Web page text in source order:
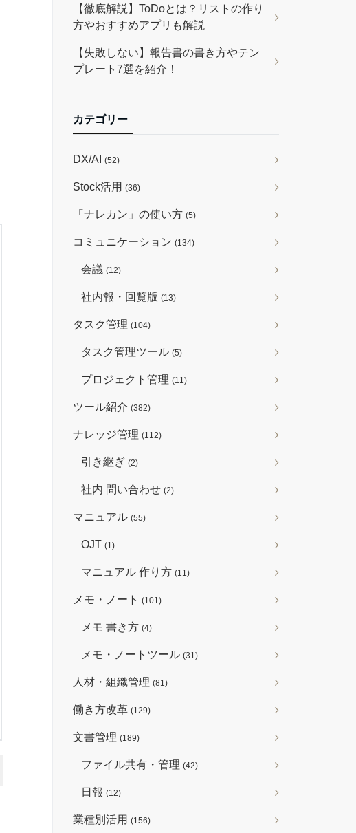
【徹底解説】ToDoとは？リストの作り
方やおすすめアプリも解説
【失敗しない】報告書の書き方やテン
プレート7選を紹介！
カテゴリー
DX/AI (52)
Stock活用 (36)
「ナレカン」の使い方 (5)
コミュニケーション (134)
会議 (12)
社内報・回覧版 (13)
タスク管理 (104)
タスク管理ツール (5)
プロジェクト管理 (11)
ツール紹介 (382)
ナレッジ管理 (112)
引き継ぎ (2)
社内 問い合わせ (2)
マニュアル (55)
OJT (1)
マニュアル 作り方 (11)
メモ・ノート (101)
メモ 書き方 (4)
メモ・ノートツール (31)
人材・組織管理 (81)
働き方改革 (129)
文書管理 (189)
ファイル共有・管理 (42)
日報 (12)
業種別活用 (156)